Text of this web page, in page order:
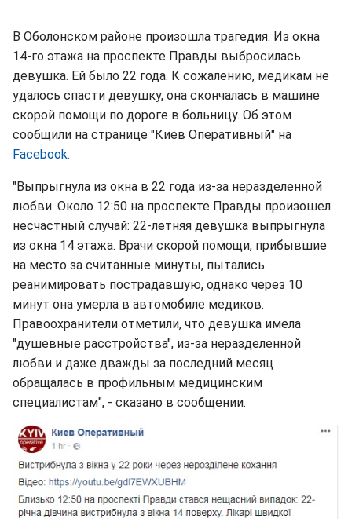
В Оболонском районе произошла трагедия. Из окна
14-го этажа на проспекте Правды выбросилась
девушка. Ей было 22 года. К сожалению, медикам не
удалось спасти девушку, она скончалась в машине
скорой помощи по дороге в больницу. Об этом
сообщили на странице "Киев Оперативный" на
Facebook.
"Выпрыгнула из окна в 22 года из-за неразделенной
любви. Около 12:50 на проспекте Правды произошел
несчастный случай: 22-летняя девушка выпрыгнула
из окна 14 этажа. Врачи скорой помощи, прибывшие
на место за считанные минуты, пытались
реанимировать пострадавшую, однако через 10
минут она умерла в автомобиле медиков.
Правоохранители отметили, что девушка имела
"душевные расстройства", из-за неразделенной
любви и даже дважды за последний месяц
обращалась в профильным медицинским
специалистам", - сказано в сообщении.